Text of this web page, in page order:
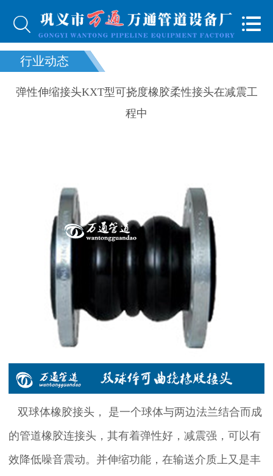


行业动态
弹性伸缩接头KXT型可挠度橡胶柔性接头在减震工
程中
双球体橡胶接头， 是一个球体与两边法兰结合而成
的管道橡胶连接头，其有着弹性好，减震强，可以有
效降低噪音震动。并伸缩功能，在输送介质上又是丰